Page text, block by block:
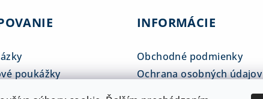
poukážky
INFORMÁCIE
Obchodné podmienky
Ochrana osobných údajov